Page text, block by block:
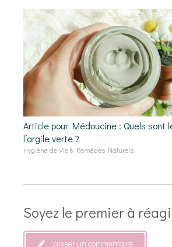
Article pour Médoucine : Quels sont
l’argile verte ?
Hygiène de Vie & Remèdes Naturels
Soyez le premier à
Laisser un commentaire